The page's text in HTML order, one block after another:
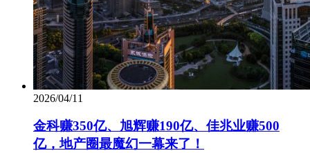
2026/04/11
金科赚350亿、旭辉赚190亿、佳兆业赚500
亿，地产圈最魔幻一幕来了！